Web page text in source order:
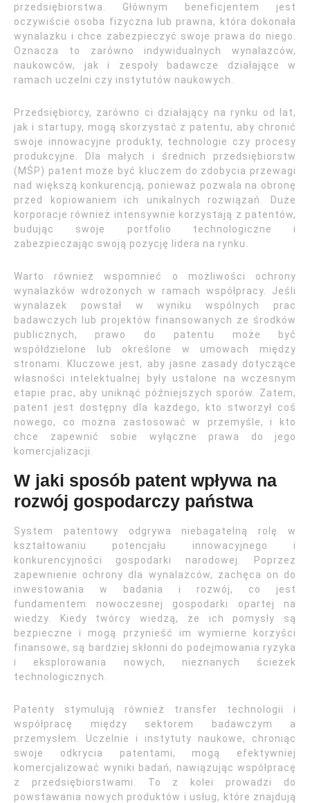
przedsiębiorstwa. Głównym beneficjentem jest
oczywiście osoba fizyczna lub prawna, która dokonała
wynalazku i chce zabezpieczyć swoje prawa do niego.
Oznacza to zarówno indywidualnych wynalazców,
naukowców, jak i zespoły badawcze działające w
ramach uczelni czy instytutów naukowych.
Przedsiębiorcy, zarówno ci działający na rynku od lat,
jak i startupy, mogą skorzystać z patentu, aby chronić
swoje innowacyjne produkty, technologie czy procesy
produkcyjne. Dla małych i średnich przedsiębiorstw
(MŚP) patent może być kluczem do zdobycia przewagi
nad większą konkurencją, ponieważ pozwala na obronę
przed kopiowaniem ich unikalnych rozwiązań. Duże
korporacje również intensywnie korzystają z patentów,
budując swoje portfolio technologiczne i
zabezpieczając swoją pozycję lidera na rynku.
Warto również wspomnieć o możliwości ochrony
wynalazków wdrożonych w ramach współpracy. Jeśli
wynalazek powstał w wyniku wspólnych prac
badawczych lub projektów finansowanych ze środków
publicznych, prawo do patentu może być
współdzielone lub określone w umowach między
stronami. Kluczowe jest, aby jasne zasady dotyczące
własności intelektualnej były ustalone na wczesnym
etapie prac, aby uniknąć późniejszych sporów. Zatem,
patent jest dostępny dla każdego, kto stworzył coś
nowego, co można zastosować w przemyśle, i kto
chce zapewnić sobie wyłączne prawa do jego
komercjalizacji.
W jaki sposób patent wpływa na
rozwój gospodarczy państwa
System patentowy odgrywa niebagatelną rolę w
kształtowaniu potencjału innowacyjnego i
konkurencyjności gospodarki narodowej. Poprzez
zapewnienie ochrony dla wynalazców, zachęca on do
inwestowania w badania i rozwój, co jest
fundamentem nowoczesnej gospodarki opartej na
wiedzy. Kiedy twórcy wiedzą, że ich pomysły są
bezpieczne i mogą przynieść im wymierne korzyści
finansowe, są bardziej skłonni do podejmowania ryzyka
i eksplorowania nowych, nieznanych ścieżek
technologicznych.
Patenty stymulują również transfer technologii i
współpracę między sektorem badawczym a
przemysłem. Uczelnie i instytuty naukowe, chroniąc
swoje odkrycia patentami, mogą efektywniej
komercjalizować wyniki badań, nawiązując współpracę
z przedsiębiorstwami. To z kolei prowadzi do
powstawania nowych produktów i usług, które znajdują